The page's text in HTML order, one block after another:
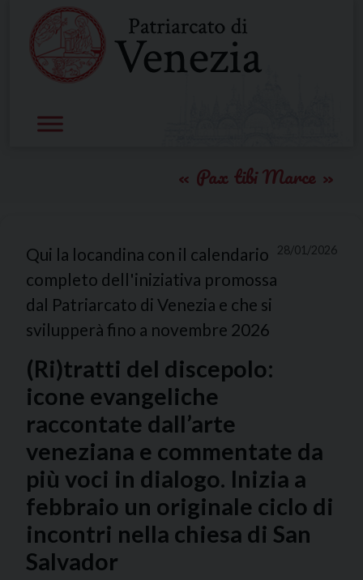
content
Pax tibi Marce
28/01/2026
Qui la locandina con il calendario
completo dell'iniziativa promossa
dal Patriarcato di Venezia e che si
svilupperà fino a novembre 2026
(Ri)tratti del discepolo:
icone evangeliche
raccontate dall’arte
veneziana e commentate da
più voci in dialogo. Inizia a
febbraio un originale ciclo di
incontri nella chiesa di San
Salvador